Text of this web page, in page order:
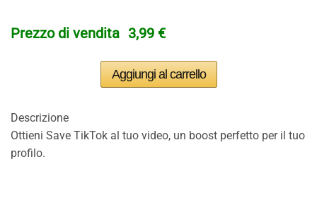
Prezzo di vendita 3,99 €
Descrizione
Ottieni Save TikTok al tuo video, un boost perfetto per il tuo
profilo.